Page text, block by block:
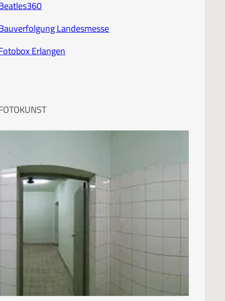
Landesmesse
Erlangen
SCHLAGWORTE
Architektur Baustelle
Dokumentation